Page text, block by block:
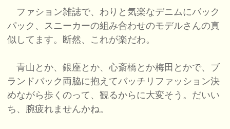
ファション雑誌で、わりと気楽なデニムにバック
パック、スニーカーの組み合わせのモデルさんの真
似してます。断然、これが楽だわ。
青山とか、銀座とか、心斎橋とか梅田とかで、ブ
ランドバック両脇に抱えてバッチリファッション決
めながら歩くのって、観るからに大変そう。だいい
ち、腕疲れませんかね。